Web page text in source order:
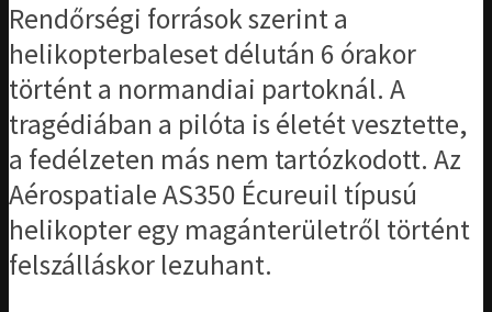
Rendőrségi források szerint a
helikopterbaleset délután 6 órakor
történt a normandiai partoknál. A
tragédiában a pilóta is életét vesztette,
a fedélzeten más nem tartózkodott. Az
Aérospatiale AS350 Écureuil típusú
helikopter egy magánterületről történt
felszálláskor lezuhant.